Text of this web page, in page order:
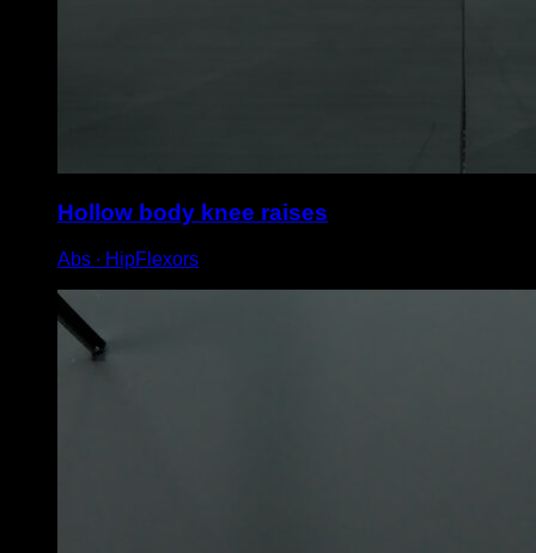
Hollow body knee raises
Abs ∙ HipFlexors